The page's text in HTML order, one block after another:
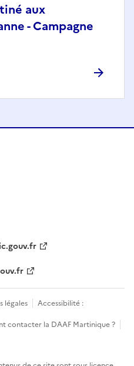
aux
- Campagne
légales
Accessibilité :
contacter la DAAF Martinique ?